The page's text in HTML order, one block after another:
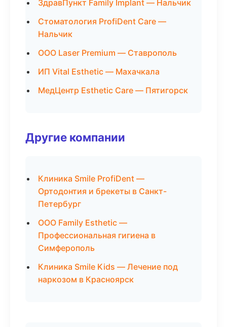
ЗдравПункт Family Implant — Нальчик
Стоматология ProfiDent Care —
Нальчик
ООО Laser Premium — Ставрополь
ИП Vital Esthetic — Махачкала
МедЦентр Esthetic Care — Пятигорск
Другие компании
Клиника Smile ProfiDent —
Ортодонтия и брекеты в Санкт-
Петербург
ООО Family Esthetic —
Профессиональная гигиена в
Симферополь
Клиника Smile Kids — Лечение под
наркозом в Красноярск